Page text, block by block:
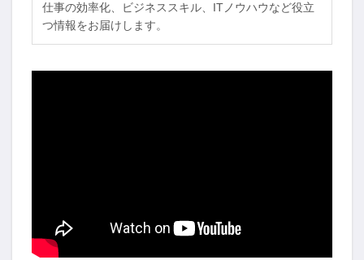
仕事の効率化、ビジネススキル、ITノウハウなど役立
つ情報をお届けします。